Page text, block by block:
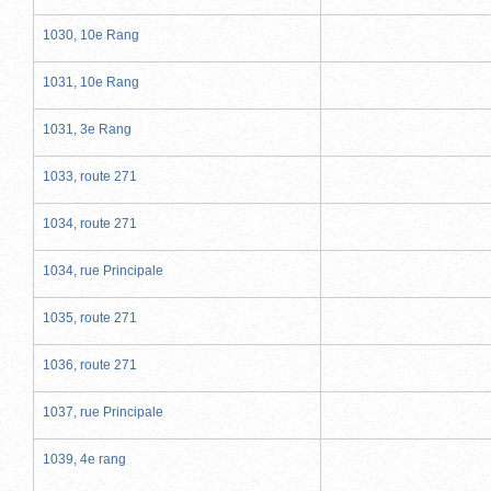
1030, 10e Rang
1031, 10e Rang
1031, 3e Rang
1033, route 271
1034, route 271
1034, rue Principale
1035, route 271
1036, route 271
1037, rue Principale
1039, 4e rang